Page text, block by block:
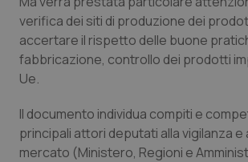
Molise
Piemonte
Provincia Autonoma di Trento
Epatiti
HIV
Ipertensione & Scompenso
verifica dei siti di produzione dei
accertare il rispetto delle buone
fabbricazione, controllo dei prodotti
Ue.
Il documento individua compiti e
principali attori deputati alla vigilanza e
mercato (Ministero, Regioni e